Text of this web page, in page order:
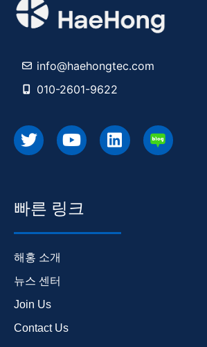
info@haehongtec.com
010-2601-9622
빠른 링크
해홍 소개
뉴스 센터
Join Us
Contact Us